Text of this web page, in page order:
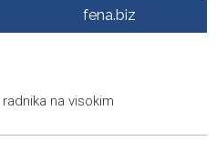
for Friday, 7 August 2026
mještane i posjetitelje kod
direct EU funding for UNESCO
fena.biz
na visokim